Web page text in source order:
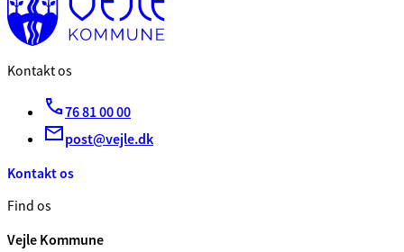
Kontakt os
76 81 00 00
post@vejle.dk
Kontakt os
Find os
Vejle Kommune